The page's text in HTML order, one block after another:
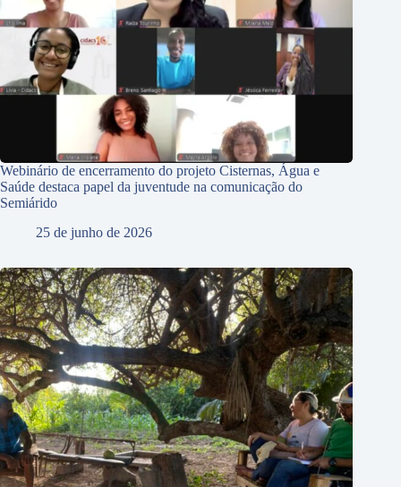
Webinário de encerramento do projeto Cisternas, Água e
Saúde destaca papel da juventude na comunicação do
Semiárido
25 de junho de 2026